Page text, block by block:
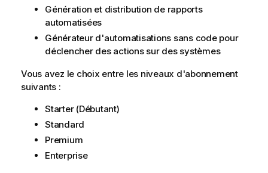
Génération et distribution de rapports
automatisées
Générateur d'automatisations sans code pour
déclencher des actions sur des systèmes
Vous avez le choix entre les niveaux d'abonnement
suivants :
Starter (Débutant)
Standard
Premium
Enterprise